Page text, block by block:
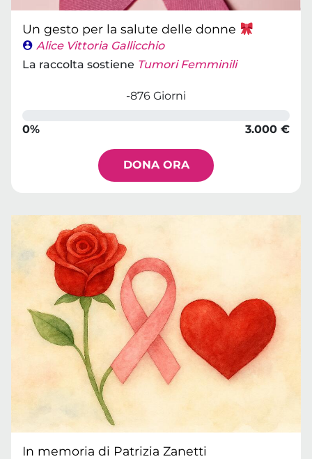
Un gesto per la salute delle donne
Alice Vittoria Gallicchio
La raccolta sostiene Tumori Femminili
-876 Giorni
0% 3.000 €
DONA ORA
In memoria di Patrizia Zanetti